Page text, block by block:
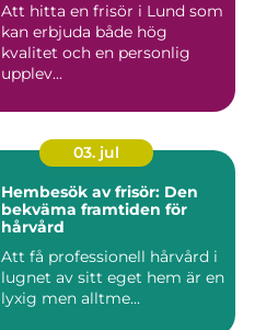
Att hitta en frisör i Lund som
kan erbjuda både hög
kvalitet och en personlig
upplev...
03. jul
Hembesök av frisör: Den
bekväma framtiden för
hårvård
Att få professionell hårvård i
lugnet av sitt eget hem är en
lyxig men alltme...